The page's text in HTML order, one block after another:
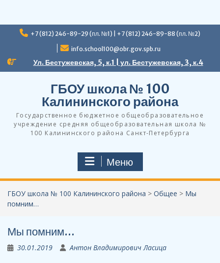
Перейти
+7 (812) 246-89-29 (пл. №1) | +7 (812) 246-89-88 (пл. №2)
info.school100@obr.gov.spb.ru
Ул. Бестужевская, 5, к.1 | ул. Бестужевская, 3, к.4
ГБОУ школа № 100
Калининского района
Государственное бюджетное общеобразовательное
учреждение средняя общеобразовательная школа №
100 Калининского района Санкт-Петербурга
Меню
ГБОУ школа № 100 Калининского района > Общее > Мы
помним…
Мы помним…
30.01.2019 Антон Владимирович Ласица